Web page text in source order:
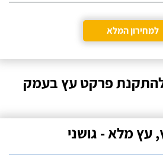
למחירון המלא
פרקט עץ בעמק
מלא - גושני